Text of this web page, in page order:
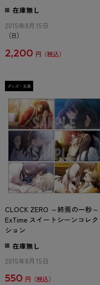
在庫無し
2015年8月15日
（B）
2,200 円
CLOCK ZERO ～終焉の一秒～
ExTime スイートシーンコレク
ション
在庫無し
2015年8月15日
550 円